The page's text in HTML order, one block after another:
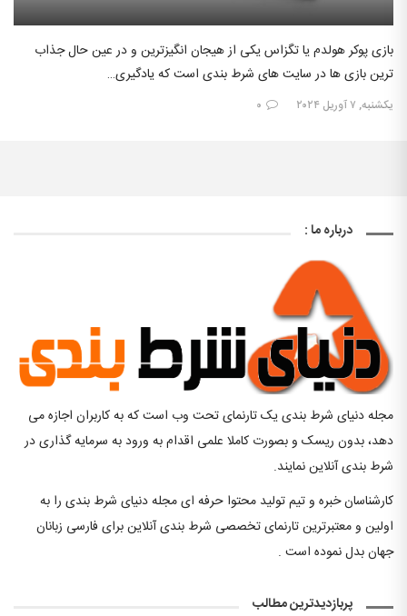
بازی پوکر هولدم یا تگزاس یکی از هیجان انگیزترین و در عین حال جذاب
ترین بازی ها در سایت های شرط بندی است که یادگیری…
یکشنبه, ۷ آوریل ۲۰۲۴ ۰
درباره ما :
مجله دنیای شرط بندی یک تارنمای تحت وب است که به کاربران اجازه می
دهد، بدون ریسک و بصورت کاملا علمی اقدام به ورود به سرمایه گذاری در
شرط بندی آنلاین نمایند.
کارشناسان خبره و تیم تولید محتوا حرفه ای مجله دنیای شرط بندی را به
اولین و معتبرترین تارنمای تخصصی شرط بندی آنلاین برای فارسی زبانان
جهان بدل نموده است .
پربازدیدترین مطالب